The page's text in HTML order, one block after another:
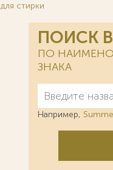
стирки
ПОИСК
ПО
ЗНАКА
Например,